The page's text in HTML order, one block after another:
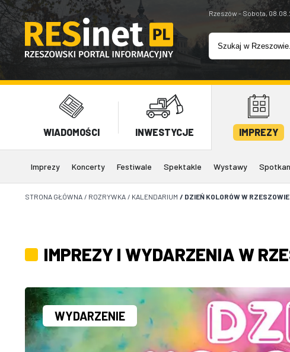
Rzeszów - Sobota,
WIADOMOŚCI INWESTYCJE IMPREZY
Imprezy Koncerty Festiwale Spektakle Wystawy
STRONA GŁÓWNA / ROZRYWKA / KALENDARIUM / DZIEŃ KOLORÓW W RZESZOWIE
IMPREZY I WYDARZENIA W
WYDARZENIE